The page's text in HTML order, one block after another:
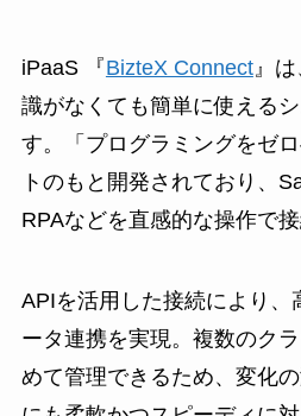
iPaaS 『BizteX Connect』は
識がなくても簡単に使える
す。「プログラミングをゼ
トのもと開発されており、
RPAなどを直感的な操作で
APIを活用した接続により、
ータ連携を実現。複数のク
めて管理できるため、変化